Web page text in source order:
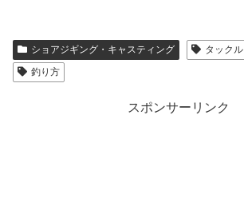
ショアジギング・キャスティング タックル
釣り方
スポンサーリンク